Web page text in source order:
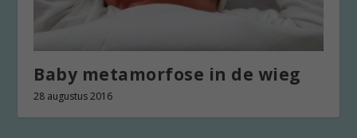
Baby metamorfose in de wieg
28 augustus 2016